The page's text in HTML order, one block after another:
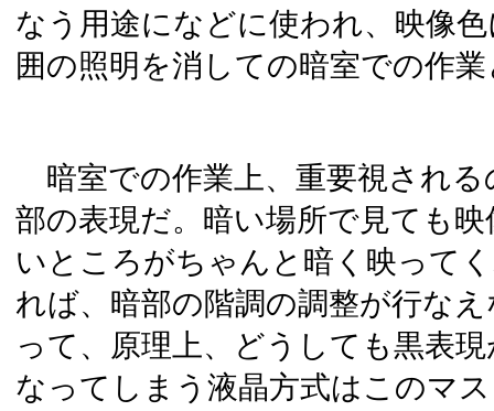
なう用途になどに使われ、映像
囲の照明を消しての暗室での作
暗室での作業上、重要視される
部の表現だ。暗い場所で見ても映
いところがちゃんと暗く映って
れば、暗部の階調の調整が行な
って、原理上、どうしても黒表
なってしまう液晶方式はこのマ